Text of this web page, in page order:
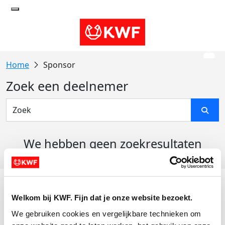
Welkom bij KWF. Fijn dat je onze website bezoekt.
We gebruiken cookies en vergelijkbare technieken om
Sponsor
Zoek een deelnemer
We hebben geen zoekresultaten
Actiematerialen
Evenementen